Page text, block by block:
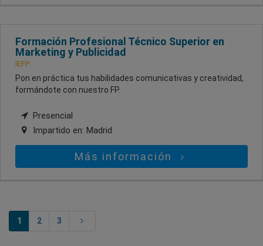
Formación Profesional Técnico Superior en
Marketing y Publicidad
IEFP
Pon en práctica tus habilidades comunicativas y creatividad,
formándote con nuestro FP.
Presencial
Impartido en: Madrid
Más información
1 2 3